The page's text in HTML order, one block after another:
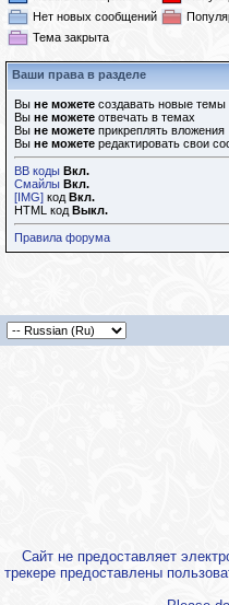
Нет новых сообщений
Тема закрыта
Ваши права в разделе
Вы не можете создавать новые темы
Вы не можете отвечать в темах
Вы не можете прикреплять вложения
Вы не можете редактировать свои
BB коды Вкл.
Смайлы Вкл.
[IMG] код Вкл.
HTML код Выкл.
Правила форума
Сайт не предоставляет
трекере предоставлены